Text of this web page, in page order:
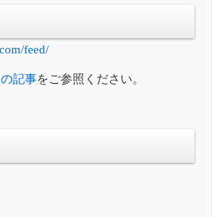
feed/
記事をご参照ください。